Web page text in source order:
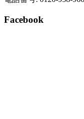
Facebook